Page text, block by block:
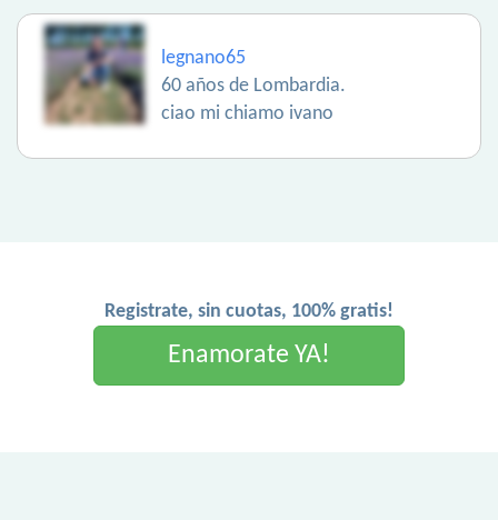
legnano65
60 años de Lombardia.
ciao mi chiamo ivano
Registrate, sin cuotas, 100% gratis!
Enamorate YA!